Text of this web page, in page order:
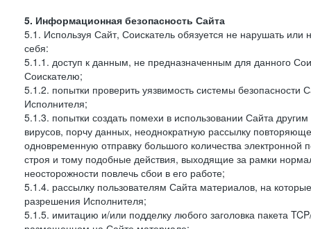
5. Информационная безопасность Сайта
5.1. Используя Сайт, Соискатель обязуется не нарушать
себя:
5.1.1. доступ к данным, не предназначенным для данного
Соискателю;
5.1.2. попытки проверить уязвимость системы
Исполнителя;
5.1.3. попытки создать помехи в использовании Сайта
вирусов, порчу данных, неоднократную рассылку
одновременную отправку большого количества
строя и тому подобные действия, выходящие за рамки
неосторожности повлечь сбои в его работе;
5.1.4. рассылку пользователям Сайта материалов, на
разрешения Исполнителя;
5.1.5. имитацию и/или подделку любого заголовка пакета